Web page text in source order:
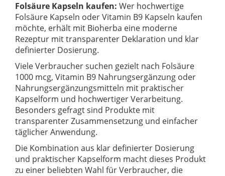
Folsäure Kapseln kaufen: Wer hochwertige
Folsäure Kapseln oder Vitamin B9 Kapseln kaufen
möchte, erhält mit Bioherba eine moderne
Rezeptur mit transparenter Deklaration und klar
definierter Dosierung.
Viele Verbraucher suchen gezielt nach Folsäure
1000 mcg, Vitamin B9 Nahrungsergänzung oder
Nahrungsergänzungsmitteln mit praktischer
Kapselform und hochwertiger Verarbeitung.
Besonders gefragt sind Produkte mit
transparenter Zusammensetzung und einfacher
täglicher Anwendung.
Die Kombination aus klar definierter Dosierung
und praktischer Kapselform macht dieses Produkt
zu einer beliebten Wahl für Verbraucher, die